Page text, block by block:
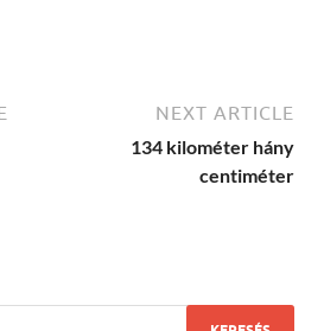
NEXT ARTICLE
134 kilométer hány
centiméter